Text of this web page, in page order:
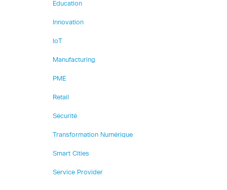
Education
Innovation
IoT
Manufacturing
PME
Retail
Sécurité
Transformation Numérique
Smart Cities
Service Provider